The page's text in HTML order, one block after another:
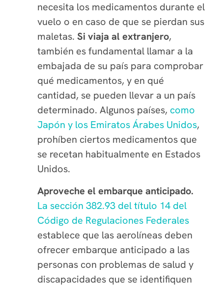
necesita los medicamentos durante el
vuelo o en caso de que se pierdan sus
maletas. Si viaja al extranjero,
también es fundamental llamar a la
embajada de su país para comprobar
qué medicamentos, y en qué
cantidad, se pueden llevar a un país
determinado. Algunos países, como
Japón y los Emiratos Árabes Unidos,
prohíben ciertos medicamentos que
se recetan habitualmente en Estados
Unidos.
Aproveche el embarque anticipado.
La sección 382.93 del título 14 del
Código de Regulaciones Federales
establece que las aerolíneas deben
ofrecer embarque anticipado a las
personas con problemas de salud y
discapacidades que se identifiquen